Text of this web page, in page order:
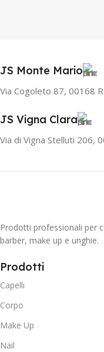
JS Monte Mario
Via Cogoleto 87, 00168
JS Vigna Clara
Via di Vigna Stelluti 206,
Prodotti professionali per
barber, make up e unghie.
Prodotti
Capelli
Corpo
Make Up
Nail